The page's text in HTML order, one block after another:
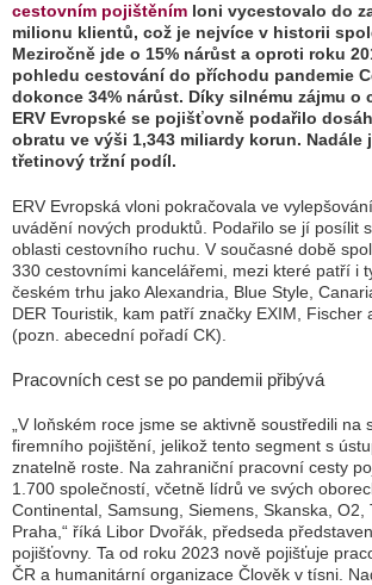
cestovním pojištěním loni vycestovalo do
milionu klientů, což je nejvíce v historii
Meziročně jde o 15% nárůst a oproti roku
pohledu cestování do příchodu pandemie
dokonce 34% nárůst. Díky silnému zájmu o
ERV Evropské se pojišťovně podařilo
obratu ve výši 1,343 miliardy korun. Nadále
třetinový tržní podíl.
ERV Evropská vloni pokračovala ve
uvádění nových produktů. Podařilo se jí posílit
oblasti cestovního ruchu. V současné době
330 cestovními kancelářemi, mezi které patří i
českém trhu jako Alexandria, Blue Style,
DER Touristik, kam patří značky EXIM, Fischer
(pozn. abecední pořadí CK).
Pracovních cest se po pandemii přibývá
„V loňském roce jsme se aktivně soustředili na
firemního pojištění, jelikož tento segment s
znatelně roste. Na zahraniční pracovní cesty
1.700 společností, včetně lídrů ve svých
Continental, Samsung, Siemens, Skanska, O2,
Praha,“ říká Libor Dvořák, předseda
pojišťovny. Ta od roku 2023 nově pojišťuje
ČR a humanitární organizace Člověk v tísni.